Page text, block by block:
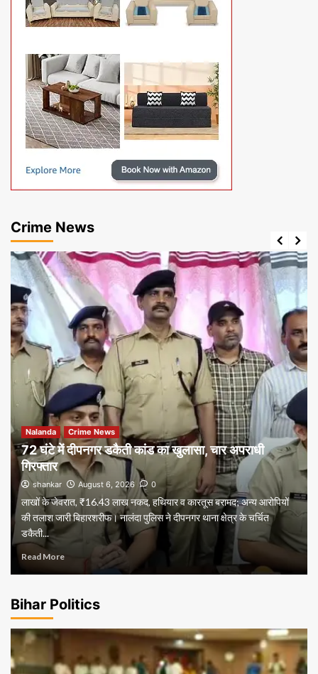
Crime News
Nalanda Crime News
72 घंटे में दीपनगर डकैती कांड का खुलासा, चार अपराधी
गिरफ्तार
shankar August 6, 2026 0
लाखों के जेवरात, ₹16.43 लाख नकद, हथियार व कारतूस बरामद; अन्य आरोपियों
की तलाश जारी बिहारशरीफ। नालंदा पुलिस ने दीपनगर थाना क्षेत्र के चर्चित
डकैती...
Read More
Bihar Politics